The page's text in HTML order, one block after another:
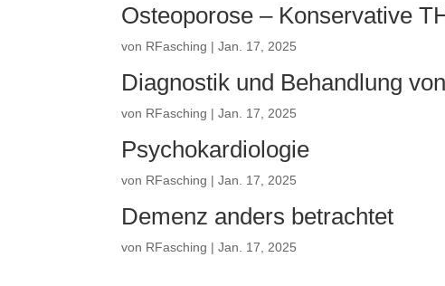
Osteoporose – Konservative
von RFasching |Jan. 17, 2025
Diagnostik und Behandlung
von RFasching |Jan. 17, 2025
Psychokardiologie
von RFasching |Jan. 17, 2025
Demenz anders betrachtet
von RFasching |Jan. 17, 2025